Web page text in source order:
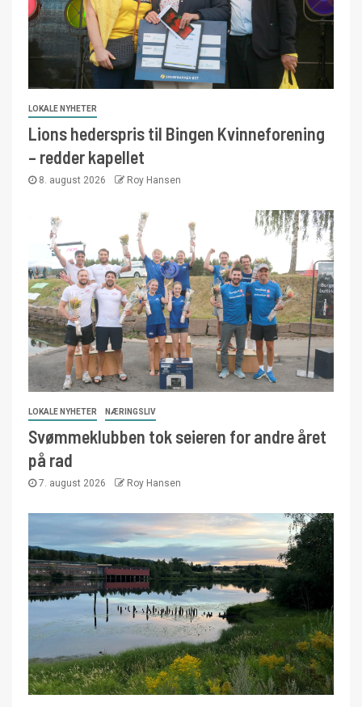
LOKALE NYHETER
Lions hederspris til Bingen Kvinneforening
– redder kapellet
8. august 2026 Roy Hansen
LOKALE NYHETER NÆRINGSLIV
Svømmeklubben tok seieren for andre året
på rad
7. august 2026 Roy Hansen